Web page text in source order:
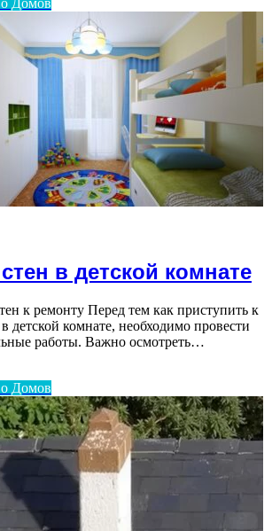
Домов
в детской комнате
к ремонту Перед тем как приступить к
детской комнате, необходимо провести
работы. Важно осмотреть…
Домов